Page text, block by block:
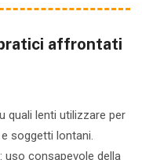
affrontati
quali lenti utilizzare per
soggetti lontani.
: uso consapevole della